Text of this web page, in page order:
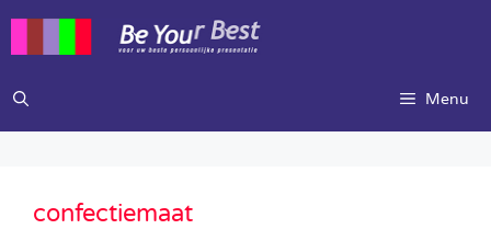
inhoud
Menu
confectiemaat